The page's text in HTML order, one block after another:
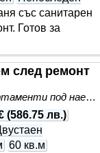
със санитарен
Готов за
след ремонт
Имоти - Наеми » Апартаменти под наем
(586.75 лв.)
60 кв.м